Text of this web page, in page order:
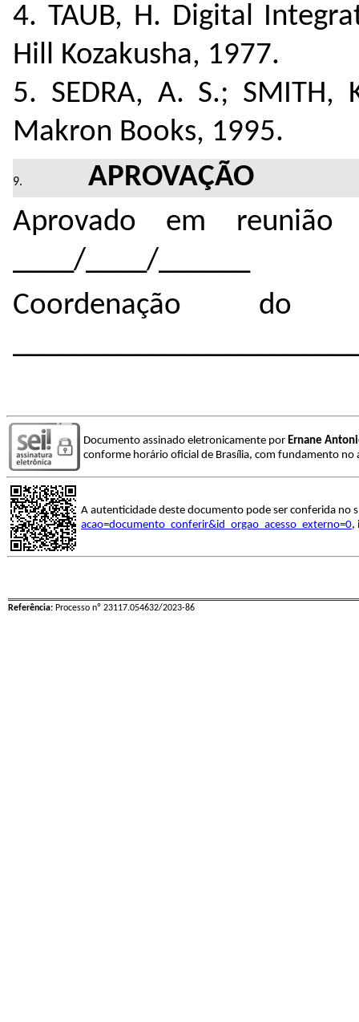
4. TAUB, H. Digital
Hill Kozakusha, 1977.
5. SEDRA, A. S.; SMITH,
Makron Books, 1995.
APROVAÇÃO
Aprovado em reunião
____/____/______
Coordenação do
Documento assinado eletronicamente por Ernane
conforme horário oficial de Brasília, com fundamento no
A autenticidade deste documento pode ser conferida no
acao=documento_conferir&id_orgao_acesso_externo=0,
Referência: Processo nº 23117.054632/2023-86